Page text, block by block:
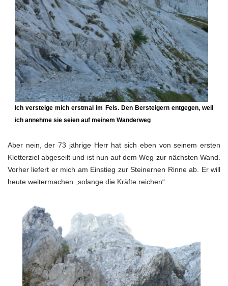
Ich versteige mich erstmal im Fels. Den Bersteigern entgegen, weil
ich annehme sie seien auf meinem Wanderweg
Aber nein, der 73 jährige Herr hat sich eben von seinem ersten
Kletterziel abgeseilt und ist nun auf dem Weg zur nächsten Wand.
Vorher liefert er mich am Einstieg zur Steinernen Rinne ab. Er will
heute weitermachen „solange die Kräfte reichen“.